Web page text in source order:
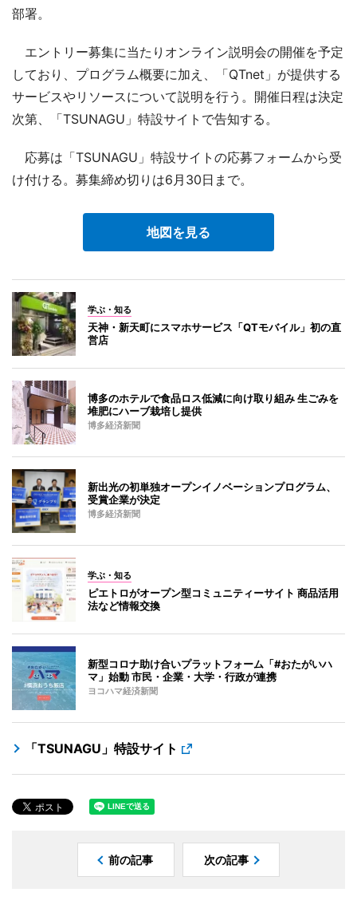
部署。
エントリー募集に当たりオンライン説明会の開催を予定
しており、プログラム概要に加え、「QTnet」が提供する
サービスやリソースについて説明を行う。開催日程は決定
次第、「TSUNAGU」特設サイトで告知する。
応募は「TSUNAGU」特設サイトの応募フォームから受
け付ける。募集締め切りは6月30日まで。
地図を見る
学ぶ・知る
天神・新天町にスマホサービス「QTモバイル」初の直
営店
博多のホテルで食品ロス低減に向け取り組み 生ごみを
堆肥にハーブ栽培し提供
博多経済新聞
新出光の初単独オープンイノベーションプログラム、
受賞企業が決定
博多経済新聞
学ぶ・知る
ピエトロがオープン型コミュニティーサイト 商品活用
法など情報交換
新型コロナ助け合いプラットフォーム「#おたがいハ
マ」始動 市民・企業・大学・行政が連携
ヨコハマ経済新聞
「TSUNAGU」特設サイト
前の記事 次の記事